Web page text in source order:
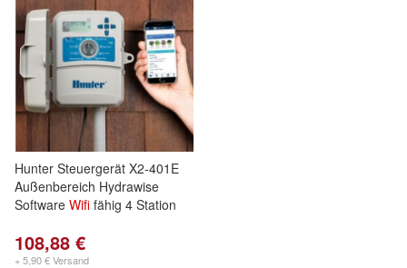
Hunter Steuergerät X2-401E
Außenbereich Hydrawise
Software Wifi fähig 4 Station
108,88 €
+ 5,90 € Versand